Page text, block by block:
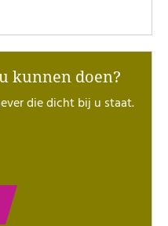
kunnen doen?
die dicht bij u staat.